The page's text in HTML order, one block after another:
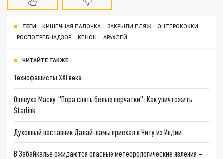
ТЕГИ: КИШЕЧНАЯ ПАЛОЧКА ЗАКРЫЛИ ПЛЯЖ
ЭНТЕРОКОККИ
РОСПОТРЕБНАДЗОР
КЕНОН АРАХЛЕЙ
ЧИТАЙТЕ ТАКЖЕ:
Технофашисты XXI века
Оплеуха Маску. "Пора снять белые перчатки": Как уничтожить
Starlink
Духовный наставник Далай-ламы приехал в Читу из Индии
В Забайкалье ожидаются опасные метеорологические явления –